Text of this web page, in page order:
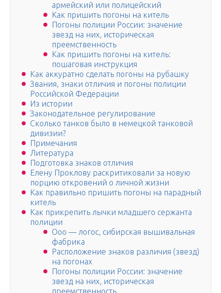
армейский или полицейский
Как пришить погоны на китель
Погоны полиции России: значение
звезд на них, историческая
преемственность
Как пришить погоны на китель:
пошаговая инструкция
Как аккуратно сделать погоны на рубашку
Звания, знаки отличия и погоны полиции
Российской Федерации
Из истории
Законодательное регулирование
Сколько танков было в немецкой танковой
дивизии?
Примечания
Литература
Подготовка знаков отличия
Елену Проклову раскритиковали за новую
порцию откровений о личной жизни
Как правильно пришить погоны на парадный
китель
Как прикрепить лычки младшего сержанта
полиции
Ооо — логос, сибирская вышивальная
фабрика
Расположение знаков различия (звезд)
на погонах
Погоны полиции России: значение
звезд на них, историческая
преемственность